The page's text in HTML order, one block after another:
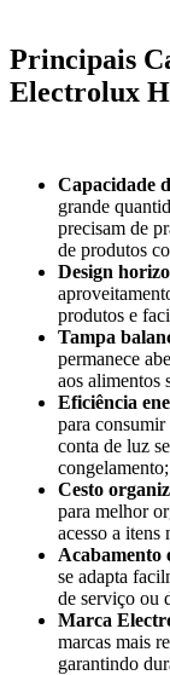
Principais
Electrolux
Capacidade
grande
precisam de
de produtos
Design
produtos e
Tampa
permanece
aos alimentos
Eficiência
para
conta de luz
congelamento;
Cesto
para melhor
acesso a itens
Acabamento
se adapta
de serviço ou
Marca
marcas mais
garantindo